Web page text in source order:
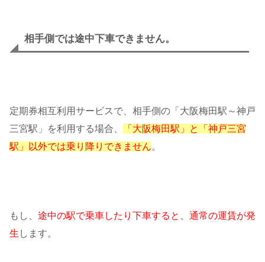
相手側では途中下車できません。
定期券相互利用サービスで、相手側の「大阪梅田駅～神戸
三宮駅」を利用する場合、
「大阪梅田駅」と「神戸三宮
駅」以外では乗り降りできません。
もし、 途中の駅で乗車したり下車すると、通常の運賃が発
生 します。